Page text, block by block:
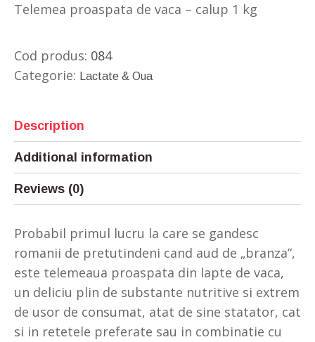
Telemea proaspata de vaca – calup 1 kg
Cod produs: 084
Categorie:
Lactate & Oua
Description
Additional information
Reviews (0)
Probabil primul lucru la care se gandesc
romanii de pretutindeni cand aud de „branza”,
este telemeaua proaspata din lapte de vaca,
un deliciu plin de substante nutritive si extrem
de usor de consumat, atat de sine statator, cat
si in retetele preferate sau in combinatie cu